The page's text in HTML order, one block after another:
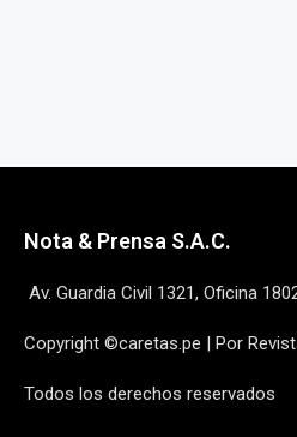
Nota & Prensa S.A.C.
Av. Guardia Civil 1321, Oficina
Copyright ©caretas.pe | Por
Todos los derechos reservados